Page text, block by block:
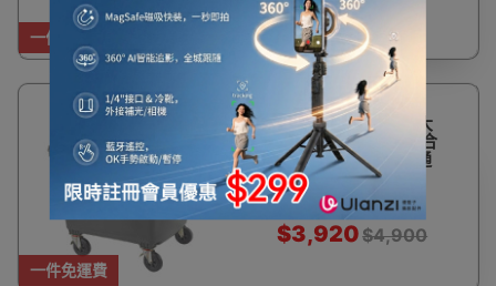
一件免運費
一件免運費
NS - 1100L 四輪戶外大
型垃圾桶【灰色】 | 符合
EN840標準 | 適用於通
用垃圾車操作
$3,920$4,900